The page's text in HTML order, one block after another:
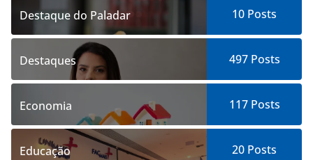
Destaque do Paladar 10 Posts
Destaques 497Posts
Economia 117Posts
Educação 20 Posts